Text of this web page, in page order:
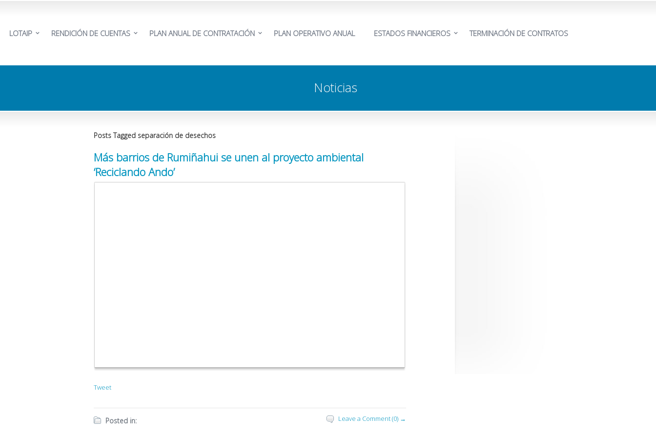
LOTAIP RENDICIÓN DE CUENTAS PLAN ANUAL DE CONTRATACIÓN PLAN OPERATIVO ANUAL ESTADOS FINANCIEROS TERMINACIÓN DE CONTRATOS
Noticias
Posts Tagged separación de desechos
Más barrios de Rumiñahui se unen al proyecto ambiental
‘Reciclando Ando’
Tweet
Posted in: Leave a Comment (0) →